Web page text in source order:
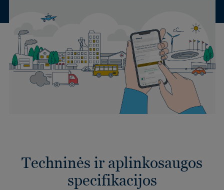
Techninės ir aplinkosaugos
specifikacijos